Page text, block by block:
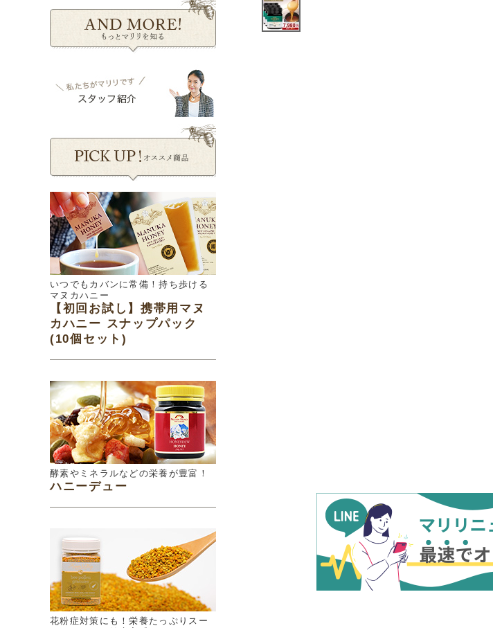
いつでもカバンに常備！持ち歩ける
マヌカハニー
【初回お試し】携帯用マヌ
カハニー スナップパック
(10個セット)
酵素やミネラルなどの栄養が豊富！
ハニーデュー
花粉症対策にも！栄養たっぷりスー